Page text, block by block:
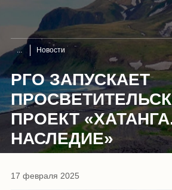
Новости
РГО ЗАПУСКАЕТ
ПРОЕКТ
НАСЛЕДИЕ»
17 февраля 2025